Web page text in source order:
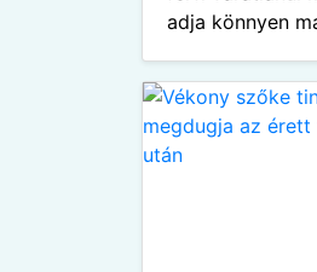
adja könnyen